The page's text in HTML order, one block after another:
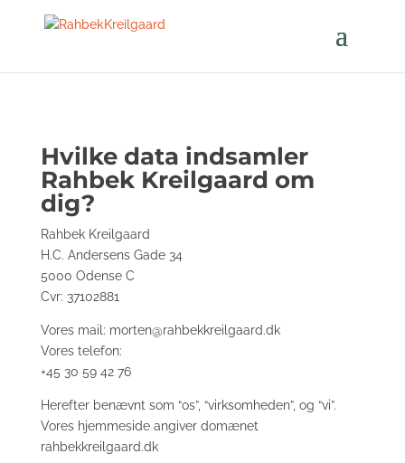
Hvilke data indsamler
Rahbek Kreilgaard om
dig?
Rahbek Kreilgaard
H.C. Andersens Gade 34
5000 Odense C
Cvr: 37102881
Vores mail: morten@rahbekkreilgaard.dk
Vores telefon:
+45 30 59 42 76
Herefter benævnt som “os”, “virksomheden”, og “vi”.
Vores hjemmeside angiver domænet
rahbekkreilgaard.dk